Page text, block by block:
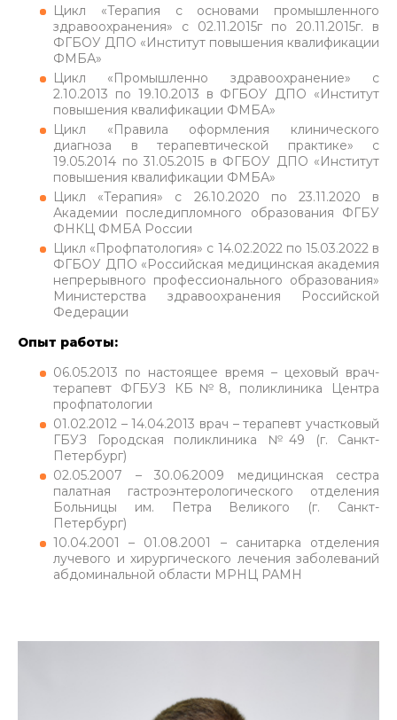
Цикл «Терапия с основами промышленного
здравоохранения» с 02.11.2015г по 20.11.2015г. в
ФГБОУ ДПО «Институт повышения квалификации
ФМБА»
Цикл «Промышленно здравоохранение» с
2.10.2013 по 19.10.2013 в ФГБОУ ДПО «Институт
повышения квалификации ФМБА»
Цикл «Правила оформления клинического
диагноза в терапевтической практике» с
19.05.2014 по 31.05.2015 в ФГБОУ ДПО «Институт
повышения квалификации ФМБА»
Цикл «Терапия» с 26.10.2020 по 23.11.2020 в
Академии последипломного образования ФГБУ
ФНКЦ ФМБА России
Цикл «Профпатология» с 14.02.2022 по 15.03.2022 в
ФГБОУ ДПО «Российская медицинская академия
непрерывного профессионального образования»
Министерства здравоохранения Российской
Федерации
Опыт работы:
06.05.2013 по настоящее время – цеховый врач-
терапевт ФГБУЗ КБ№8, поликлиника Центра
профпатологии
01.02.2012 – 14.04.2013 врач – терапевт участковый
ГБУЗ Городская поликлиника №49 (г. Санкт-
Петербург)
02.05.2007 – 30.06.2009 медицинская сестра
палатная гастроэнтерологического отделения
Больницы им. Петра Великого (г. Санкт-
Петербург)
10.04.2001 – 01.08.2001 – санитарка отделения
лучевого и хирургического лечения заболеваний
абдоминальной области МРНЦ РАМН